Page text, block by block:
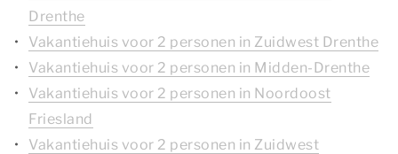
Drenthe
Vakantiehuis voor 2 personen in Zuidwest Drenthe
Vakantiehuis voor 2 personen in Midden-Drenthe
Vakantiehuis voor 2 personen in Noordoost
Friesland
Vakantiehuis voor 2 personen in Zuidwest